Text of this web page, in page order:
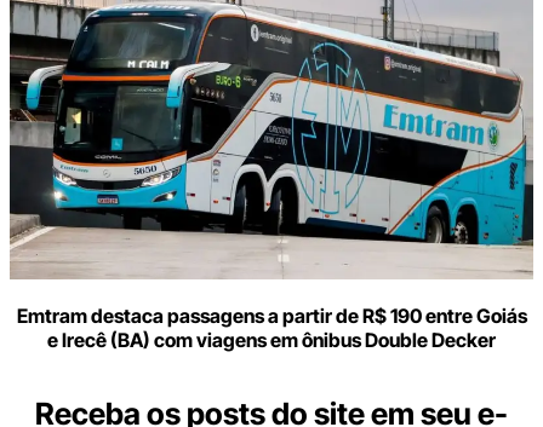
Emtram destaca passagens a partir de R$ 190 entre Goiás
e Irecê (BA) com viagens em ônibus Double Decker
Receba os posts do site em seu e-